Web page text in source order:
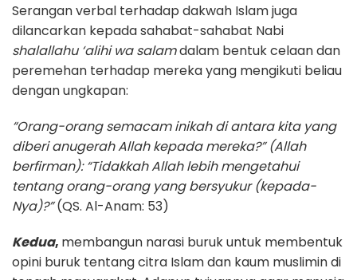
Serangan verbal terhadap dakwah Islam juga
dilancarkan kepada sahabat-sahabat Nabi
shalallahu ‘alihi wa salamdalam bentuk celaan dan
peremehan terhadap mereka yang mengikuti beliau
dengan ungkapan:
“Orang-orang semacam inikah di antara kita yang
diberi anugerah Allah kepada mereka?” (Allah
berfirman): “Tidakkah Allah lebih mengetahui
tentang orang-orang yang bersyukur (kepada-
Nya)?”(QS. Al-Anam: 53)
Kedua, membangun narasi buruk untuk membentuk
opini buruk tentang citra Islam dan kaum muslimin di